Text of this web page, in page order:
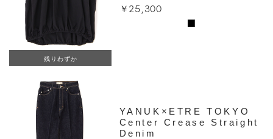
残りわずか
￥25,300
YANUK×ETRE TOKYO
Center Crease Straight
Denim